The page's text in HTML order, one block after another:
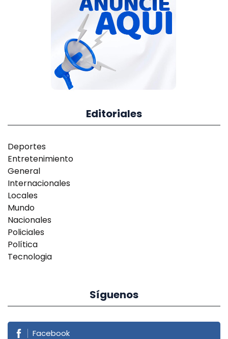
Editoriales
Deportes
Entretenimiento
General
Internacionales
Locales
Mundo
Nacionales
Policiales
Política
Tecnologia
Síguenos
Facebook